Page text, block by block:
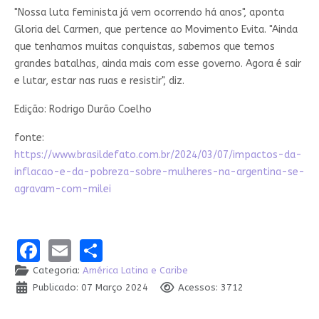
"Nossa luta feminista já vem ocorrendo há anos", aponta
Gloria del Carmen, que pertence ao Movimento Evita. "Ainda
que tenhamos muitas conquistas, sabemos que temos
grandes batalhas, ainda mais com esse governo. Agora é sair
e lutar, estar nas ruas e resistir", diz.
Edição: Rodrigo Durão Coelho
fonte:
https://www.brasildefato.com.br/2024/03/07/impactos-da-
inflacao-e-da-pobreza-sobre-mulheres-na-argentina-se-
agravam-com-milei
Facebook
EmailShare
Categoria: América Latina e Caribe
Publicado: 07 Março 2024
Acessos: 3712